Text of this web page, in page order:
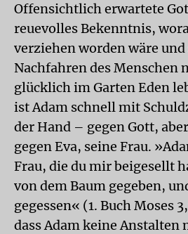
Offensichtlich erwartete
reuevolles Bekenntnis,
verziehen worden wäre
Nachfahren des Menschen
glücklich im Garten Eden
ist Adam schnell mit
der Hand – gegen Gott,
gegen Eva, seine Frau.
Frau, die du mir beigesellt
von dem Baum gegeben,
gegessen« (1. Buch Moses
dass Adam keine Anstalten